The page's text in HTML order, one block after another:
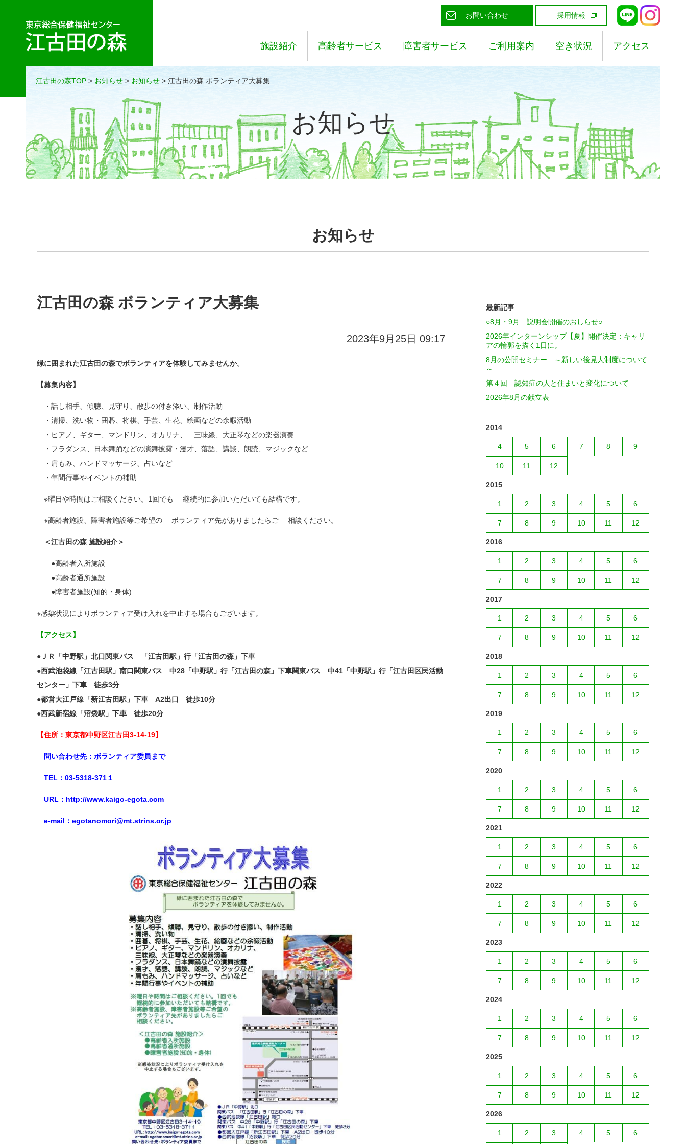
お問い合わせ 採用情報
施設紹介 高齢者サービス 障害者サービス ご利用案内 空き状況 アクセス
江古田の森TOP > お知らせ > お知らせ > 江古田の森 ボランティア大募集
お知らせ
お知らせ
江古田の森 ボランティア大募集
2023年9月25日 09:17
緑に囲まれた江古田の森でボランティアを体験してみませんか。
【募集内容】
・話し相手、傾聴、見守り、散歩の付き添い、制作活動
・清掃、洗い物・囲碁、将棋、手芸、生花、絵画などの余暇活動
・ピアノ、ギター、マンドリン、オカリナ、 三味線、大正琴などの楽器演奏
・フラダンス、日本舞踊などの演舞披露・漫才、落語、講談、朗読、マジックなど
・肩もみ、ハンドマッサージ、占いなど
・年間行事やイベントの補助
※曜日や時間はご相談ください。1回でも 継続的に参加いただいても結構です。
※高齢者施設、障害者施設等ご希望の ボランティア先がありましたらご 相談ください。
＜江古田の森 施設紹介＞
●高齢者入所施設
●高齢者通所施設
●障害者施設(知的・身体)
※感染状況によりボランティア受け入れを中止する場合もございます。
【アクセス】
●ＪＲ「中野駅」北口関東バス 「江古田駅」行「江古田の森」下車
●西武池袋線「江古田駅」南口関東バス 中28「中野駅」行「江古田の森」下車関東バス 中41「中野駅」行「江古田区民活動
センター」下車 徒歩3分
●都営大江戸線「新江古田駅」下車 A2出口 徒歩10分
●西武新宿線「沼袋駅」下車 徒歩20分
【住所：東京都中野区江古田3-14-19】
問い合わせ先：ボランティア委員まで
TEL：03-5318-371１
URL：http://www.kaigo-egota.com
e-mail：egotanomori@mt.strins.or.jp
最新記事
○8月・9月 説明会開催のおしらせ○
2026年インターンシップ【夏】開催決定：キャリ
アの輪郭を描く1日に。
8月の公開セミナー ～新しい後見人制度について
～
第４回 認知症の人と住まいと変化について
2026年8月の献立表
2014
4 5 6 7 8 9
10 11 12
2015
1 2 3 4 5 6
7 8 9 10 11 12
2016
1 2 3 4 5 6
7 8 9 10 11 12
2017
1 2 3 4 5 6
7 8 9 10 11 12
2018
1 2 3 4 5 6
7 8 9 10 11 12
2019
1 2 3 4 5 6
7 8 9 10 11 12
2020
1 2 3 4 5 6
7 8 9 10 11 12
2021
1 2 3 4 5 6
7 8 9 10 11 12
2022
1 2 3 4 5 6
7 8 9 10 11 12
2023
1 2 3 4 5 6
7 8 9 10 11 12
2024
1 2 3 4 5 6
7 8 9 10 11 12
2025
1 2 3 4 5 6
7 8 9 10 11 12
2026
1 2 3 4 5 6